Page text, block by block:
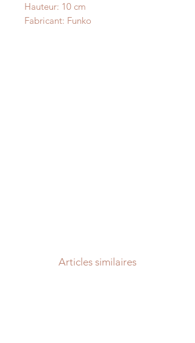
Hauteur: 10 cm
Fabricant: Funko
Articles similaires